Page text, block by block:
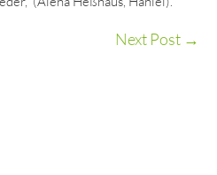
Next Post →